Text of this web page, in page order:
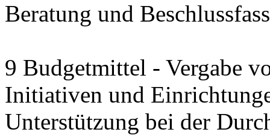
Beratung und
9 Budgetmittel - Vergabe
Initiativen und
Unterstützung bei der